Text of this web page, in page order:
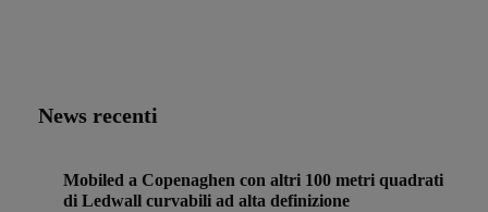
News recenti
Mobiled a Copenaghen con altri 100 metri quadrati
di Ledwall curvabili ad alta definizione